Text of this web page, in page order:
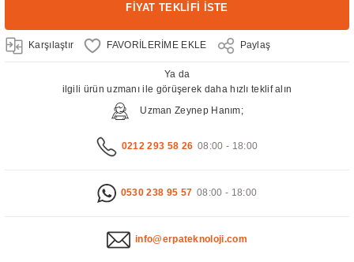
FİYAT TEKLİFİ İSTE
Karşılaştır Paylaş
Ya da
ilgili ürün uzmanı ile görüşerek daha hızlı teklif alın
Uzman Zeynep Hanım;
0212 293 58 26 08:00 - 18:00
0530 238 95 57 08:00 - 18:00
info@erpateknoloji.com